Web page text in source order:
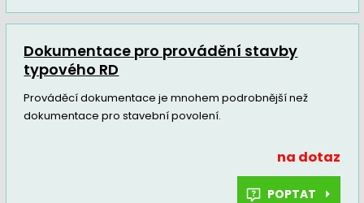
Dokumentace pro provádění stavby
typového RD
Prováděcí dokumentace je mnohem podrobnější než
dokumentace pro stavební povolení.
na dotaz
POPTAT